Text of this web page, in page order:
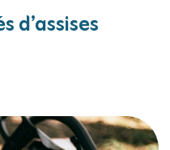
d’assises